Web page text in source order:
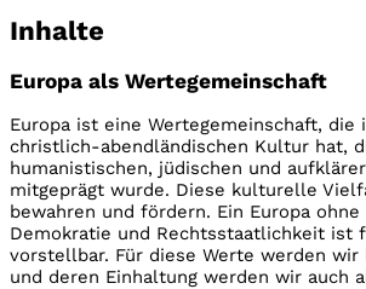
werden. Es gilt, das beste Europa für
gestalten.
Inhalte
Europa als Wertegemeinschaft
Europa ist eine Wertegemeinschaft, die
christlich-abendländischen Kultur hat,
humanistischen, jüdischen und
mitgeprägt wurde. Diese kulturelle
bewahren und fördern. Ein Europa ohne
Demokratie und Rechtsstaatlichkeit ist
vorstellbar. Für diese Werte werden
und deren Einhaltung werden wir auch